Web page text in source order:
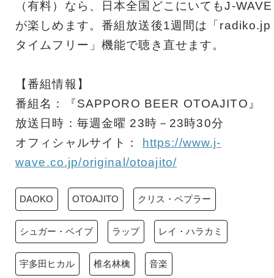
（有料）なら、日本全国どこにいてもJ-WAVE
が楽しめます。番組放送後1週間は「radiko.jp
タイムフリー」機能で聴き直せます。
【番組情報】
番組名：『SAPPORO BEER OTOAJITO』
放送日時：毎週金曜 23時－23時30分
オフィシャルサイト：
https://www.j-
wave.co.jp/original/otoajito/
DAOKO OTOAJITO クリス・ペプラー
シュガー・ベイブ ラップ レイ・ハラカミ
宇多田ヒカル 椎名林檎 音楽